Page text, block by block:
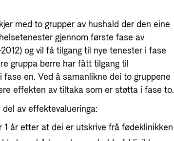
med to grupper av hushald der den eine
gjennom første fase av
og vil få tilgang til nye tenester i fase
gruppa berre har fått tilgang til
en. Ved å samanlikne dei to gruppene
effekten av tiltaka som er støtta i fase to.
av effektevalueringa:
1 år etter at dei er utskrive frå fødeklinikken